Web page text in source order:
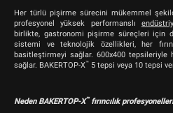
Her türlü pişirme sürecini mükemmel
profesyonel yüksek performanslı
birlikte, gastronomi pişirme süreçleri için
sistemi ve teknolojik özellikleri, her
basitleştirmeyi sağlar. 600x400
sağlar. BAKERTOP-X™ 5 tepsi veya 10 tepsi
Neden BAKERTOP-X™fırıncılık